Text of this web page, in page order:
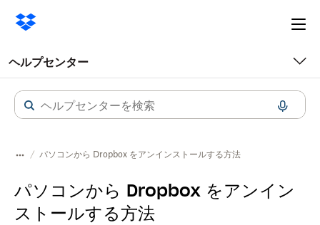
ヘルプセンター
パソコンから Dropbox をアンインストールする方法
パソコンから Dropbox をアンイン
ストールする方法